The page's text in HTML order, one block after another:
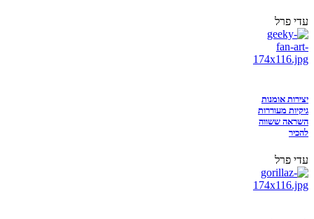
עדי פרל
יצירות אומנות
גיקיות מעוררות
השראה ששווה
להכיר
עדי פרל